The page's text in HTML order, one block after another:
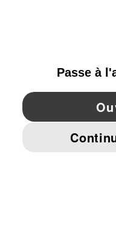
YouTube Twitter